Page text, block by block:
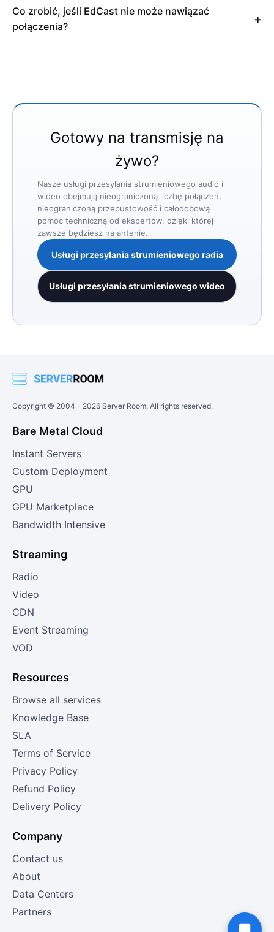
Co zrobić, jeśli EdCast nie może nawiązać
połączenia?
Gotowy na transmisję na
żywo?
Nasze usługi przesyłania strumieniowego audio i
wideo obejmują nieograniczoną liczbę połączeń,
nieograniczoną przepustowość i całodobową
pomoc techniczną od ekspertów, dzięki której
zawsze będziesz na antenie.
Usługi przesyłania strumieniowego radia
Usługi przesyłania strumieniowego wideo
Copyright © 2004 - 2026 Server Room. All rights reserved.
Bare Metal Cloud
Instant Servers
Custom Deployment
GPU
GPU Marketplace
Bandwidth Intensive
Streaming
Radio
Video
CDN
Event Streaming
VOD
Resources
Browse all services
Knowledge Base
SLA
Terms of Service
Privacy Policy
Refund Policy
Delivery Policy
Company
Contact us
About
Data Centers
Partners